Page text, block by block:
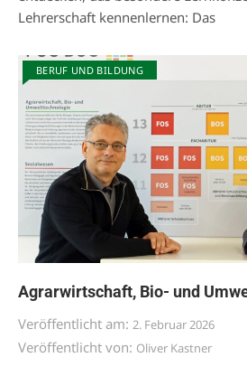
Lehrerschaft kennenlernen: Das
BERUF UND BILDUNG
Agrarwirtschaft, Bio- und
Veröffentlicht am: 2. Februar 2026
Veröffentlicht von: Oliver Kastner